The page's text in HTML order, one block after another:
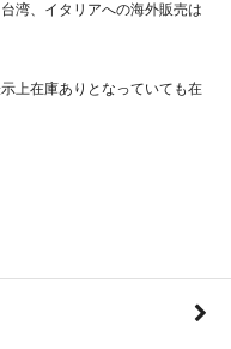
湾、イタリアへの海外販売は
上在庫ありとなっていても在